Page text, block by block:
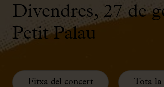
Divendres, 27 de
Petit Palau
Fitxa del concert Tota la